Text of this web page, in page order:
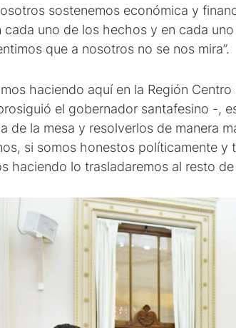
sostenemos económica y
cada uno de los hechos y en cada
que a nosotros no se nos mira”.
haciendo aquí en la Región
el gobernador santafesino -,
de la mesa y resolverlos de manera
si somos honestos políticamente
haciendo lo trasladaremos al resto de